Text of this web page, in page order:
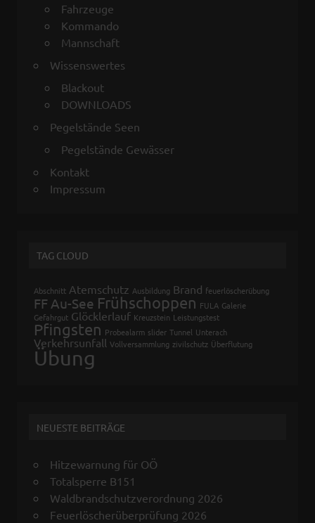
Fahrzeuge
Kommando
Mannschaft
Wissenswertes
Blackout
DOWNLOADS
Pegelstände Seen
Pegelstände Gewässer
Kontakt
Impressum
TAG CLOUD
Abschnitt Atemschutz Ausbildung Brand feuerlöscherübung
FF Au-See Frühschoppen FULA Galerie
Gefahrgut Glöcklerlauf Kreuzstein Leistungstest
Pfingsten Probealarm slider Tunnel Unterach
Verkehrsunfall Vollversammlung zivilschutz Überflutung
Übung
NEUESTE BEITRÄGE
Hitzewarnung für OÖ
Totalsperre B151
Waldbrandschutzverordnung 2026
Feuerlöscherüberprüfung 2026